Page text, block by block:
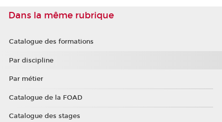
Dans la même rubrique
Catalogue des formations
Par discipline
Par métier
Catalogue de la FOAD
Catalogue des stages